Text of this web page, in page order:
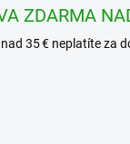
ZDARMA
35 € neplatíte za